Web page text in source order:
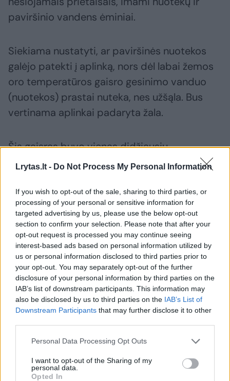
Lrytas.lt - Do Not Process My Personal Information
If you wish to opt-out of the sale, sharing to third parties, or
processing of your personal or sensitive information for
targeted advertising by us, please use the below opt-out
section to confirm your selection. Please note that after your
opt-out request is processed you may continue seeing
interest-based ads based on personal information utilized by
us or personal information disclosed to third parties prior to
your opt-out. You may separately opt-out of the further
disclosure of your personal information by third parties on the
IAB’s list of downstream participants. This information may
also be disclosed by us to third parties on the IAB’s List of
Downstream Participants that may further disclose it to other
Personal Data Processing Opt Outs
I want to opt-out of the Sharing of my
personal data.
Opted In
paviršinio vandens ėminiai.
Siekiama nustatyti, ar paviršinės nuotekos
galėjo patekti į aplinką, nors dėl labai žemos
oro temperatūros gaisro gesinimo vanduo
(nuotekos) prastai nuteka, nes užšąla. Bus
vertinama aplinkai padaryta žala.
Šis gaisras buvo vienas didžiausių
pastaraisiais metais Marijampolėje.
Marijampolė Gaisras ugniagesiai Rodyti daugiau žymių
Komentuoti po šiuo straipsniu
Komentuoti gali tik Lrytas registruoti vartotojai.
Prisijunkite prie registruotų vartotojų
bendruomenės ir bendraukite komentaruose!
Rodyti komentarus
Prisijungti komentatoriams